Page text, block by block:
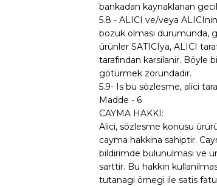
bankadan kaynaklanan
5.8 - ALICI ve/veya
bozuk olmasi durumunda,
ürünler SATICIya, ALICI
tarafindan karsilanir. Böyle
götürmek zorundadir.
5.9- Is bu sözlesme, alici
Madde - 6
CAYMA HAKKI:
Alici, sözlesme konusu
cayma hakkina sahiptir.
bildirimde bulunulmasi ve
sarttir. Bu hakkin
tutanagi örnegi ile satis